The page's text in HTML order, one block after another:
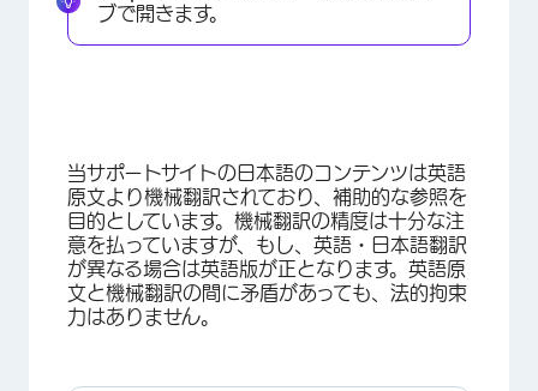
×
ブで開きます。
当サポートサイトの日本語のコンテンツは英語
原文より機械翻訳されており、補助的な参照を
目的としています。機械翻訳の精度は十分な注
意を払っていますが、もし、英語・日本語翻訳
が異なる場合は英語版が正となります。英語原
文と機械翻訳の間に矛盾があっても、法的拘束
力はありません。